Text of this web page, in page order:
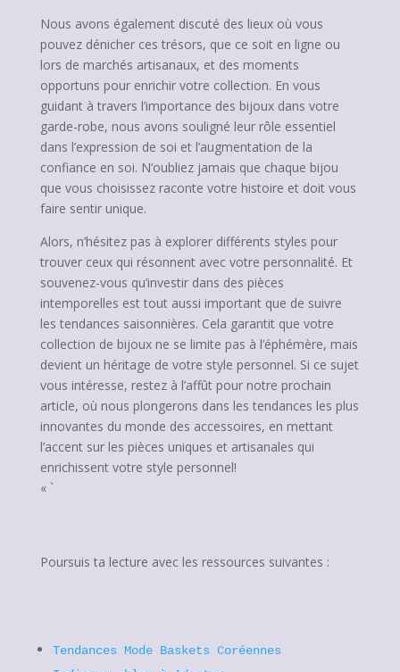
Nous avons également discuté des lieux où vous
pouvez dénicher ces trésors, que ce soit en ligne ou
lors de marchés artisanaux, et des moments
opportuns pour enrichir votre collection. En vous
guidant à travers l’importance des bijoux dans votre
garde-robe, nous avons souligné leur rôle essentiel
dans l’expression de soi et l’augmentation de la
confiance en soi. N’oubliez jamais que chaque bijou
que vous choisissez raconte votre histoire et doit vous
faire sentir unique.
Alors, n’hésitez pas à explorer différents styles pour
trouver ceux qui résonnent avec votre personnalité. Et
souvenez-vous qu’investir dans des pièces
intemporelles est tout aussi important que de suivre
les tendances saisonnières. Cela garantit que votre
collection de bijoux ne se limite pas à l’éphémère, mais
devient un héritage de votre style personnel. Si ce sujet
vous intéresse, restez à l’affût pour notre prochain
article, où nous plongerons dans les tendances les plus
innovantes du monde des accessoires, en mettant
l’accent sur les pièces uniques et artisanales qui
enrichissent votre style personnel!
« `
Poursuis ta lecture avec les ressources suivantes :
Tendances Mode Baskets Coréennes